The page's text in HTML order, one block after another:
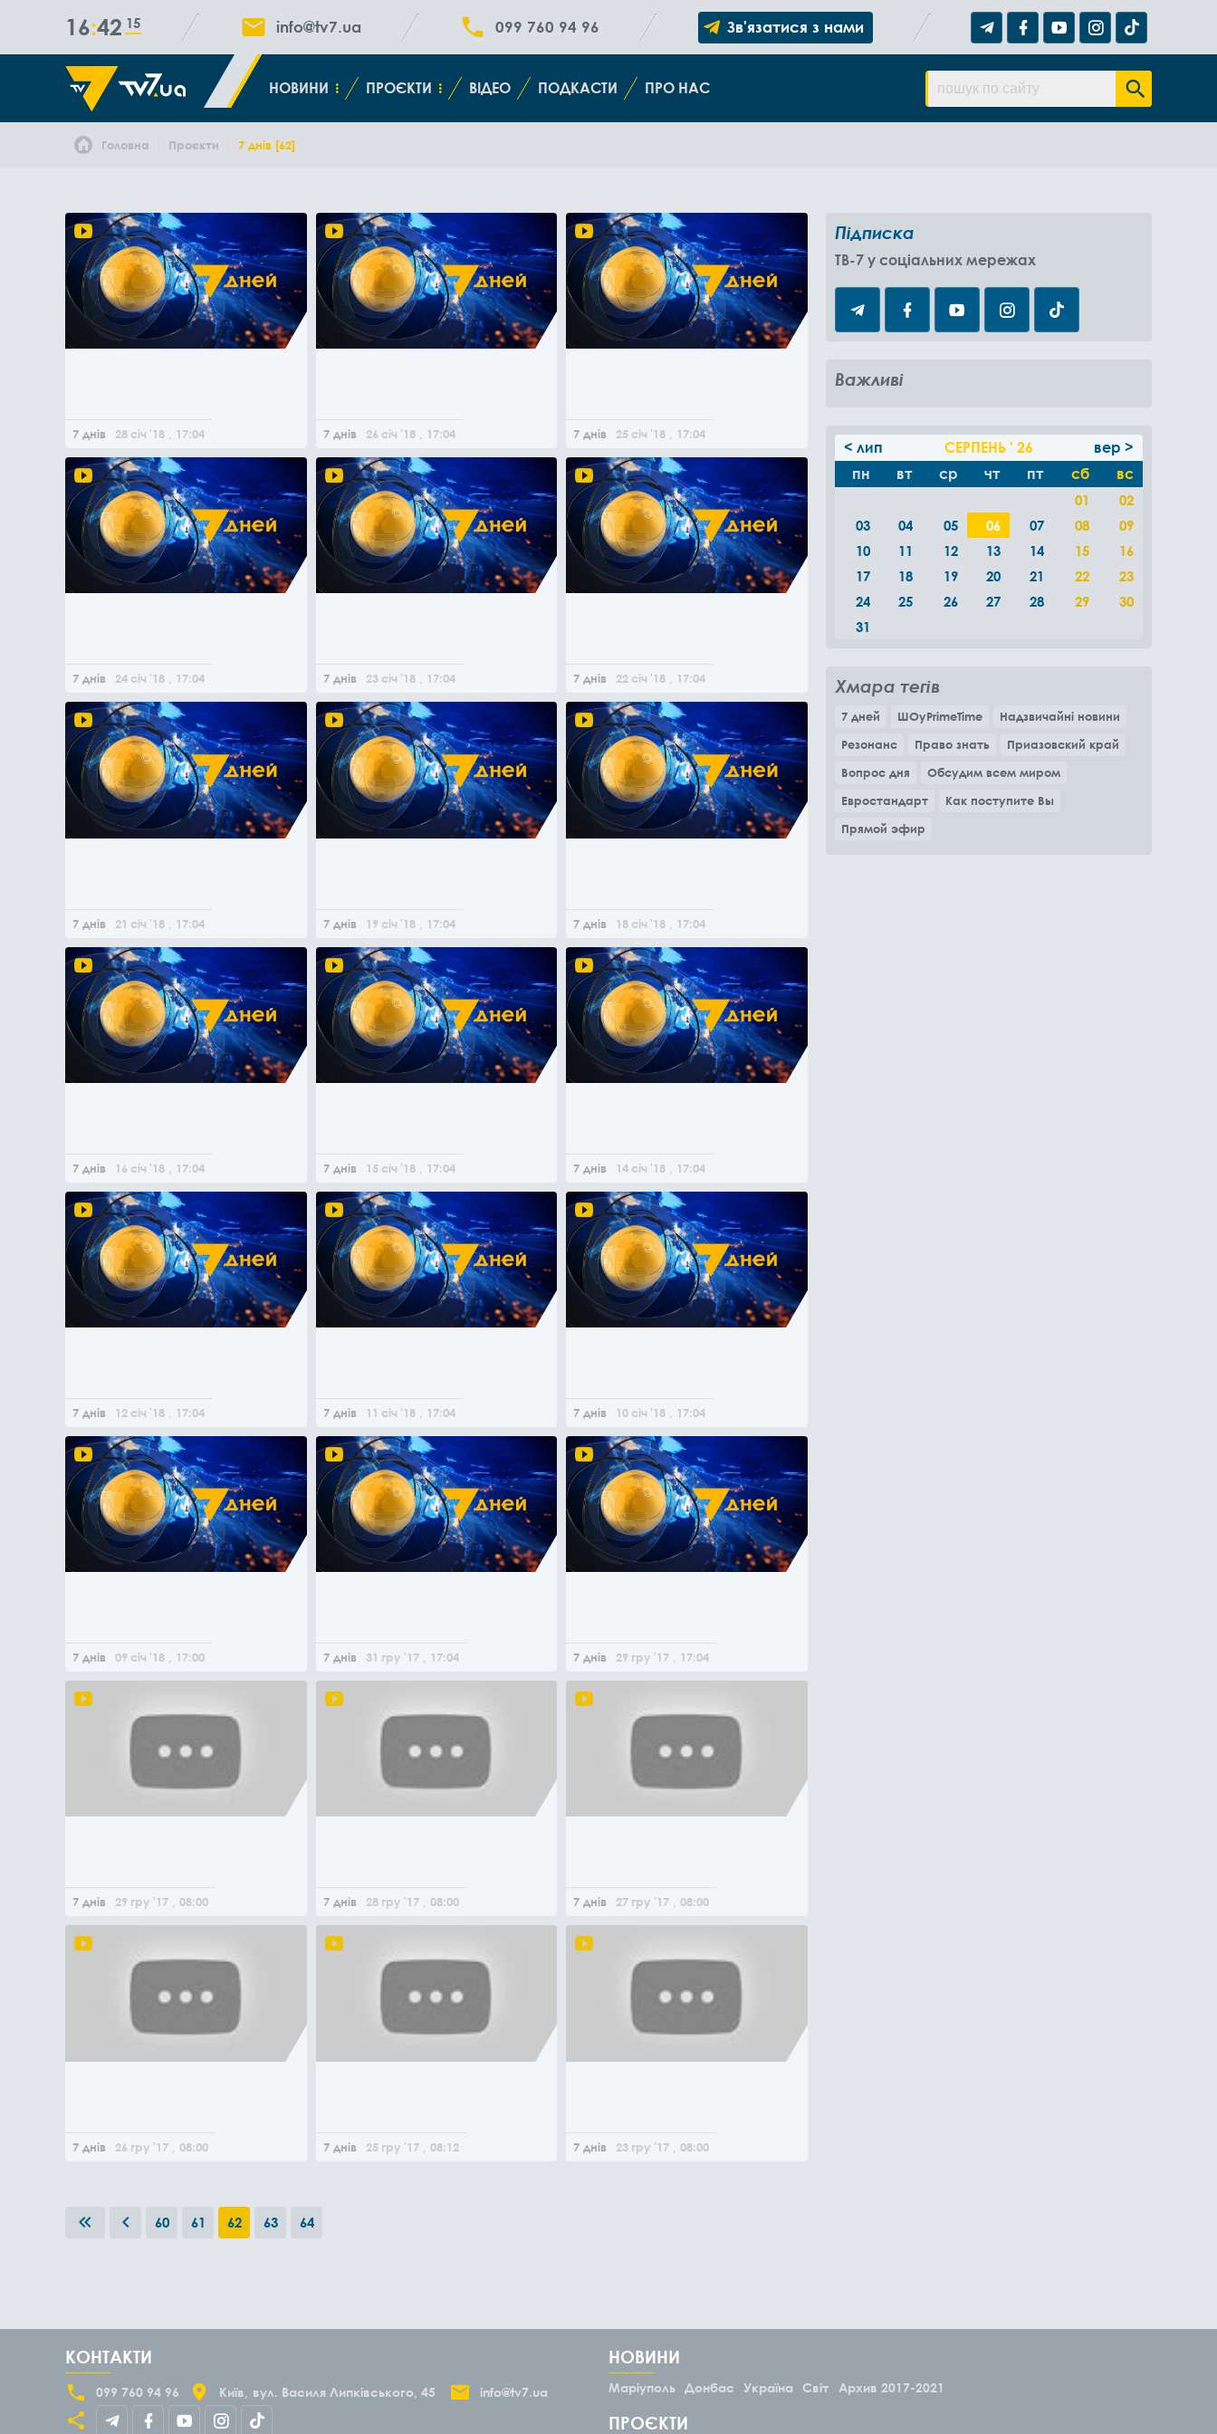
16 42 15 info@tv7.ua 099 760 94 96 Зв'язатися з нами
НОВИНИ ПРОЄКТИ ВІДЕО ПОДКАСТИ ПРО НАС
Головна Проєкти 7 днів [62]
7 днів 28 січ '18 , 17:04 7 днів 26 січ '18, 17:04 7 днів 25 січ '18 , 17:04
7 днів 24 січ '18 , 17:04 7 днів 23 січ '18, 17:04 7 днів 22 січ '18 , 17:04
7 днів 21 січ '18 , 17:04 7 днів 19 січ '18, 17:04 7 днів 18 січ '18 , 17:04
7 днів 16 січ '18 , 17:04 7 днів 15 січ '18, 17:04 7 днів 14 січ '18 , 17:04
7 днів 12 січ '18 , 17:04 7 днів 11 січ '18, 17:04 7 днів 10 січ '18 , 17:04
7 днів 09 січ '18 , 17:00 7 днів 31 гру '17, 17:04 7 днів 29 гру '17 , 17:04
7 днів 29 гру '17 , 08:00 7 днів 28 гру '17, 08:00 7 днів 27 гру '17 , 08:00
7 днів 26 гру '17 , 08:00 7 днів 25 гру '17, 08:12 7 днів 23 гру '17 , 08:00
60 61 62 63 64
Підписка
TB-7 у соціальних мережах
Важливі
< лип СЕРПЕНЬ ' 26
вер >
пн
вт ср чт пт сб вс
01
02
03
04 05 06 07 08
09
10
11 12 13 14 15
16
17
18 19 20 21 22
23
24
25 26 27 28 29
30
31
Хмара тегів
7 дней ШОуPrimeTime
Надзвичайні новини
Резонанс
Право знать
Приазовский край
Вопрос дня
Обсудим всем миром
Евростандарт
Как поступите Вы
Прямой эфир
КОНТАКТИ
099 760 94 96 Київ вул. Василя Липківського, 45 info@tv7.ua
НОВИНИ
Маріуполь Донбас Україна Світ Архив 2017-2021
ПРОЄКТИ